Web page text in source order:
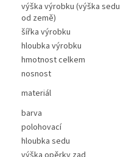
výška výrobku (výška sedu
od země)
šířka výrobku
hloubka výrobku
hmotnost celkem
nosnost
materiál
barva
polohovací
hloubka sedu